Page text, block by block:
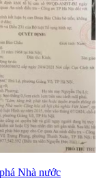
Nhà nước